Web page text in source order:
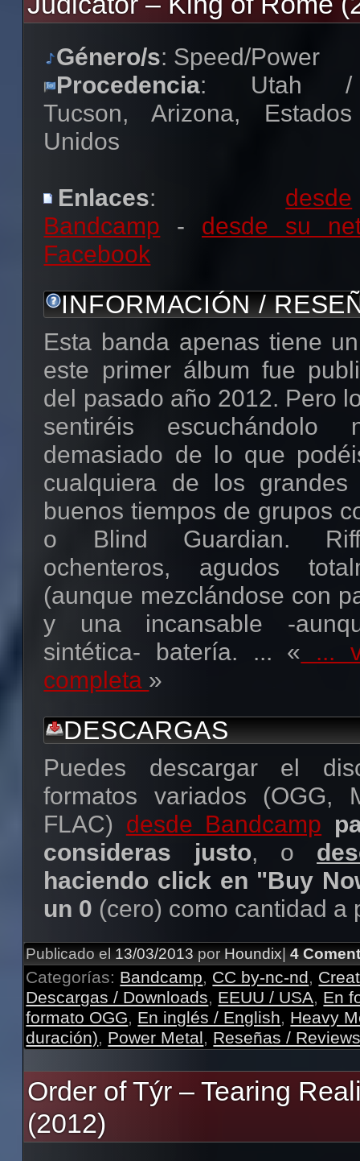
Género/s: Speed/Power
Procedencia: Utah /
Tucson, Arizona, Estados
Unidos
Enlaces: desde
Bandcamp - desde su
Facebook
INFORMACIÓN /
Esta banda apenas tiene
este primer álbum fue
del pasado año 2012. Pero
sentiréis
demasiado de lo que
cualquiera de los
buenos tiempos de grupos
o Blind Guardian.
ochenteros, agudos
(aunque mezclándose con
y una incansable -
sintética- batería. ... « ...
completa »
DESCARGAS
Puedes descargar el
formatos variados (OGG,
FLAC) desde Bandcamp
consideras justo, o
haciendo click en "Buy
un 0 (cero) como cantidad a
Publicado el 13/03/2013 por Houndix| 4
Categorías: Bandcamp, CC by-nc-nd,
Descargas / Downloads, EEUU / USA, En
formato OGG, En inglés / English, Heavy
duración), Power Metal, Reseñas /
Order of Týr – Tearing
(2012)